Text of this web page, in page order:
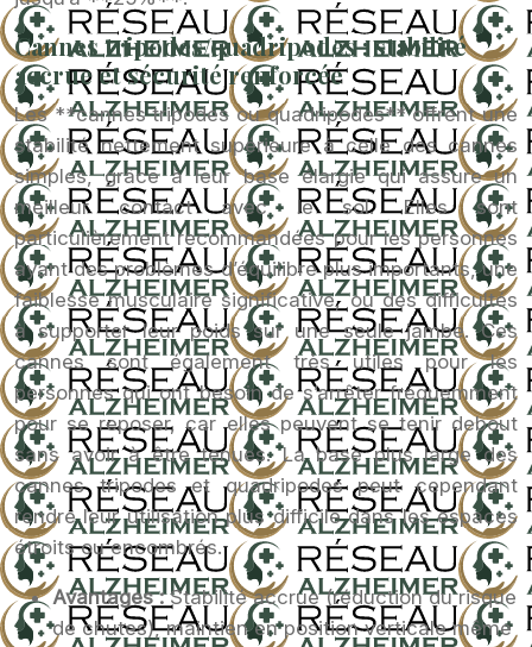
Cannes tripodes/quadripodes : stabilité
accrue et sécurité renforcée
Les **cannes tripodes ou quadripodes** offrent une
stabilité nettement supérieure à celle des cannes
simples, grâce à leur base élargie qui assure un
meilleur contact avec le sol. Elles sont
particulièrement recommandées pour les personnes
ayant des problèmes d’équilibre plus importants, une
faiblesse musculaire significative, ou des difficultés
à supporter leur poids sur une seule jambe. Ces
cannes sont également très utiles pour les
personnes qui ont besoin de s’arrêter fréquemment
pour se reposer, car elles peuvent se tenir debout
sans avoir à être tenues. La base plus large des
cannes tripodes et quadripodes peut cependant
rendre leur utilisation plus difficile dans les espaces
étroits ou encombrés.
Avantages :Stabilité accrue (réduction du risque
de chutes), maintien en position verticale même